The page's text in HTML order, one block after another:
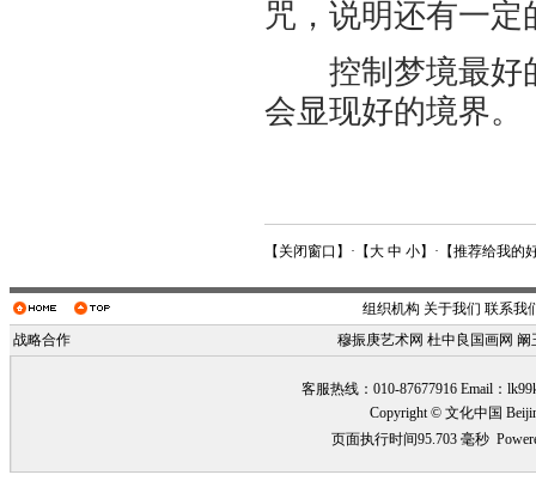
咒，说明还有一定
控制梦境最好的
会显现好的境界。
【 关闭窗口 】·【大 中 小】·【推荐给我的
组织机构 关于我们 联系我
战略合作
穆振庚艺术网 杜中良国画网 阚
客服热线：010-87677916 Email：
Copyright © 文化中国
页面执行时间95.703 毫秒